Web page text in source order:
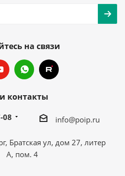
на связи
контакты
08 info@poip.ru
Братская ул, дом 27, литер
А, пом. 4